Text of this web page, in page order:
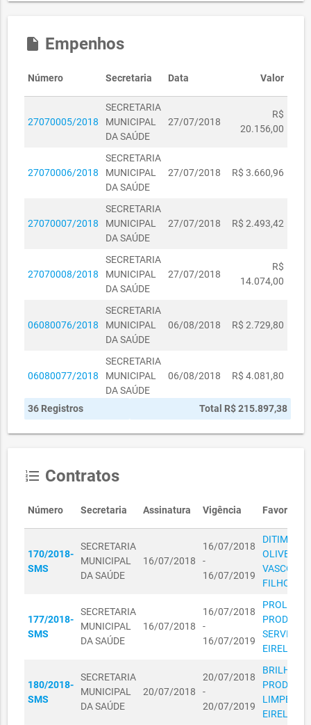
preço
insert_drive_file Empenhos
Número Secretaria Data Valor
27070005/2018
SECRETARIA
MUNICIPAL
DA SAÚDE
27/07/2018
R$
20.156,00
27070006/2018
SECRETARIA
MUNICIPAL
DA SAÚDE
27/07/2018 R$ 3.660,96
27070007/2018
SECRETARIA
MUNICIPAL
DA SAÚDE
27/07/2018 R$ 2.493,42
27070008/2018
SECRETARIA
MUNICIPAL
DA SAÚDE
27/07/2018
R$
14.074,00
06080076/2018
SECRETARIA
MUNICIPAL
DA SAÚDE
06/08/2018 R$ 2.729,80
06080077/2018
SECRETARIA
MUNICIPAL
DA SAÚDE
06/08/2018 R$ 4.081,80
15070005/2019
MUNICIPAL
22040066/2019
SECRETARIA
MUNICIPAL
DA SAÚDE
22/04/2019 R$ 2.065,00
22040061/2019
SECRETARIA
MUNICIPAL
22/04/2019 R$ 2.006,00
22040065/2019
SECRETARIA
MUNICIPAL
DA SAÚDE
22/04/2019 R$ 2.580,00
22040067/2019
MUNICIPAL
DA SAÚDE
22/04/2019 R$ 3.732,00
36 Registros Total R$ 215.897,38
format_list_numbered Contratos
Número Secretaria Assinatura Vigência Favorecido
170/2018-
SMS
SECRETARIA
MUNICIPAL
DA SAÚDE
16/07/2018
16/07/2018
-
16/07/2019
DITIMAR
OLIVEIRA
FILHO
177/2018-
SMS
SECRETARIA
MUNICIPAL
DA SAÚDE
16/07/2018
16/07/2018
-
16/07/2019
PROLIMP
SERVIÇOS
EIRELI
180/2018-
SMS
SECRETARIA
MUNICIPAL
DA SAÚDE
20/07/2018
20/07/2018
-
20/07/2019
LIMPEZA
EIRELI